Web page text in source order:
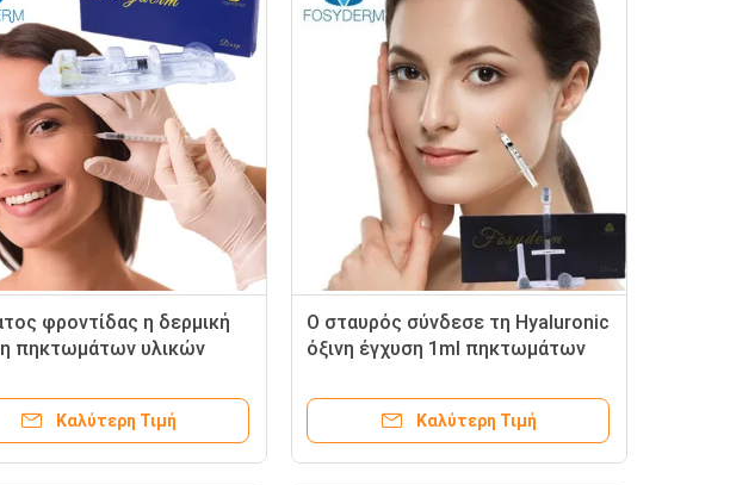
φροντίδας η δερμική
πηκτωμάτων υλικών
αφαιρεί την του
χρήση
Καλύτερη Τιμή
Ο σταυρός σύνδεσε τη Hyaluronic
όξινη έγχυση 1ml πηκτωμάτων
μάγουλων
Καλύτερη Τιμή